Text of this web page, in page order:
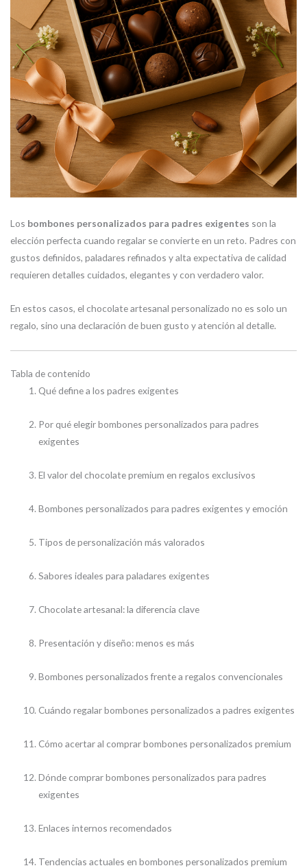
Los bombones personalizados para padres exigentes son la
elección perfecta cuando regalar se convierte en un reto. Padres con
gustos definidos, paladares refinados y alta expectativa de calidad
requieren detalles cuidados, elegantes y con verdadero valor.
En estos casos, el chocolate artesanal personalizado no es solo un
regalo, sino una declaración de buen gusto y atención al detalle.
Tabla de contenido
Qué define a los padres exigentes
Por qué elegir bombones personalizados para padres
exigentes
El valor del chocolate premium en regalos exclusivos
Bombones personalizados para padres exigentes y emoción
Tipos de personalización más valorados
Sabores ideales para paladares exigentes
Chocolate artesanal: la diferencia clave
Presentación y diseño: menos es más
Bombones personalizados frente a regalos convencionales
Cuándo regalar bombones personalizados a padres exigentes
Cómo acertar al comprar bombones personalizados premium
Dónde comprar bombones personalizados para padres
exigentes
Enlaces internos recomendados
Tendencias actuales en bombones personalizados premium